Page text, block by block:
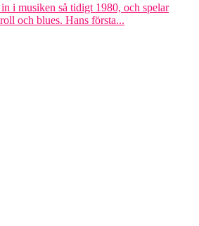
i musiken så tidigt 1980, och spelar
och blues. Hans första...